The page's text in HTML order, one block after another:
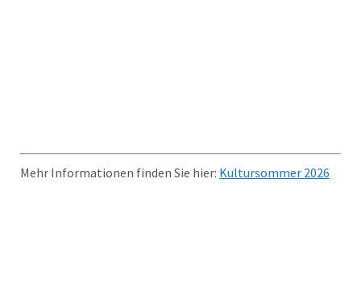
Mehr Informationen finden Sie hier: Kultursommer 2026